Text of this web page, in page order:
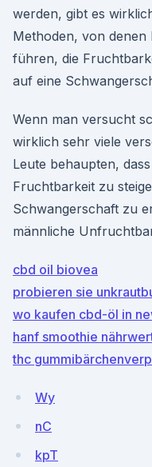
werden, gibt es
Methoden, von denen
führen, die
auf eine
Wenn man versucht
wirklich sehr viele
Leute behaupten,
Fruchtbarkeit zu
Schwangerschaft zu
männliche
cbd oil biovea
probieren sie
wo kaufen cbd-öl in
hanf smoothie
thc
Wy
nC
kpT